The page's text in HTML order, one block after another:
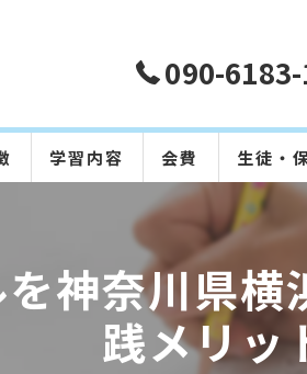
090-
学習内容
数学
会費 生徒・
神奈川県
践メリッ